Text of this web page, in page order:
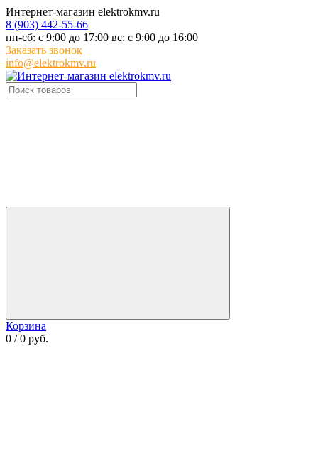
Интернет-магазин elektrokmv.ru
8 (903) 442-55-66
пн-сб: с 9:00 до 17:00 вс: с 9:00 до 16:00
Заказать звонок
info@elektrokmv.ru
Корзина
0 / 0 руб.